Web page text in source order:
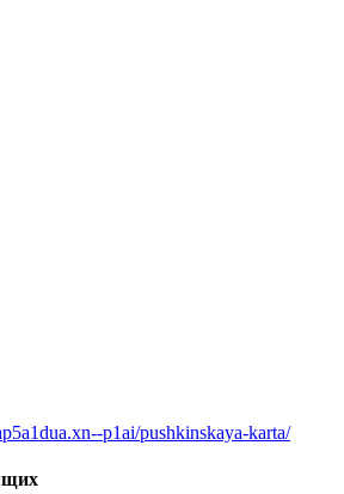
p1ai/pushkinskaya-karta/